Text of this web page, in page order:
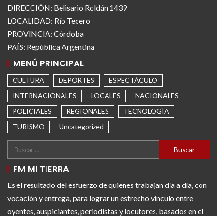
DIRECCIÓN: Belisario Roldán 1439
LOCALIDAD: Río Tecero
PROVINCIA: Córdoba
PAÍS: República Argentina
MENÚ PRINCIPAL
CULTURA DEPORTES
ESPECTÁCULO
INTERNACIONALES
LOCALES
NACIONALES
POLICIALES
REGIONALES
TECNOLOGÍA
TURISMO
Uncategorized
FM MI TIERRA
Es el resultado del esfuerzo de quienes trabajan día a día, con
vocación y entrega, para lograr un estrecho vínculo entre
oyentes, auspiciantes, periodistas y locutores, basados en el